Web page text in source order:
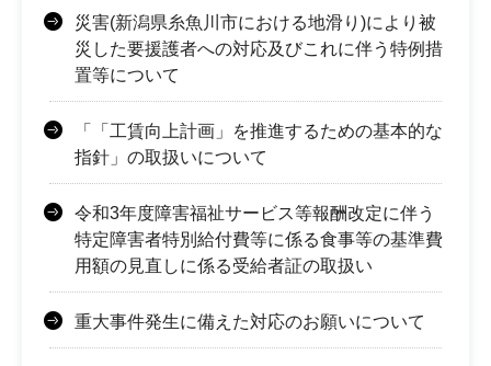
災害(新潟県糸魚川市における地滑り)により被
災した要援護者への対応及びこれに伴う特例措
置等について
「「工賃向上計画」を推進するための基本的な
指針」の取扱いについて
令和3年度障害福祉サービス等報酬改定に伴う
特定障害者特別給付費等に係る食事等の基準費
用額の見直しに係る受給者証の取扱い
重大事件発生に備えた対応のお願いについて